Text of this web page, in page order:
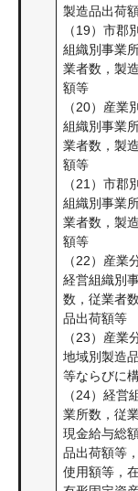
製造品出荷
（19）市郡
組織別事業
業者数，製
額等
（20）産業
組織別事業
業者数，製
額等
（21）市郡
組織別事業
業者数，製
額等
（22）産業
経営組織別
数，従業者
品出荷額等
（23）産業
地域別製造
等ならびに
（24）経営
業所数，従
現金給与総
品出荷額等
使用額等，